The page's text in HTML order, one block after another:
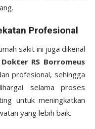
Profesional
sakit ini juga dikenal
Dokter RS Borromeus
profesional, sehingga
selama proses
untuk meningkatkan
yang lebih baik.